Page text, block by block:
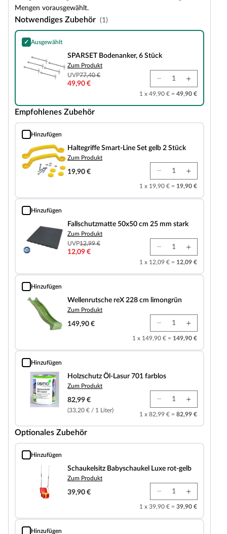
Mengen vorausgewählt.
Notwendiges Zubehör (1)
✓ Ausgewählt
SPARSET Bodenanker, 6 Stück
SPARSET Bodenanker, 6 Stück
Zum Produkt
UVP77,40 €
49,90 €
1 x 49,90 € = 49,90 €
Empfohlenes Zubehör
Hinzufügen
Haltegriffe Smart-Line Set gelb 2 Stück
Haltegriffe Smart-Line Set gelb 2 Stück
Zum Produkt
19,90 €
1 x 19,90 € = 19,90 €
Hinzufügen
Fallschutzmatte 50x50 cm 25 mm stark
Fallschutzmatte 50x50 cm 25 mm stark
Zum Produkt
UVP12,99 €
12,09 €
1 x 12,09 € = 12,09 €
Hinzufügen
Wellenrutsche reX 228 cm limongrün
Wellenrutsche reX 228 cm limongrün
Zum Produkt
149,90 €
1 x 149,90 € = 149,90 €
Hinzufügen
Holzschutz Öl-Lasur 701 farblos
Holzschutz Öl-Lasur 701 farblos
Zum Produkt
82,99 €
(33,20 € / 1 Liter)
1 x 82,99 € = 82,99 €
Optionales Zubehör
Hinzufügen
Schaukelsitz Babyschaukel Luxe rot-gelb
Schaukelsitz Babyschaukel Luxe rot-gelb
Zum Produkt
39,90 €
1 x 39,90 € = 39,90 €
Hinzufügen